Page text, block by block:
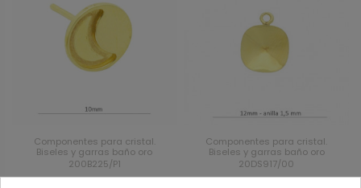
Componentes para cristal.
Biseles y garras baño oro
200B225/P1
Componentes para cristal.
Biseles y garras baño oro
20DS917/00